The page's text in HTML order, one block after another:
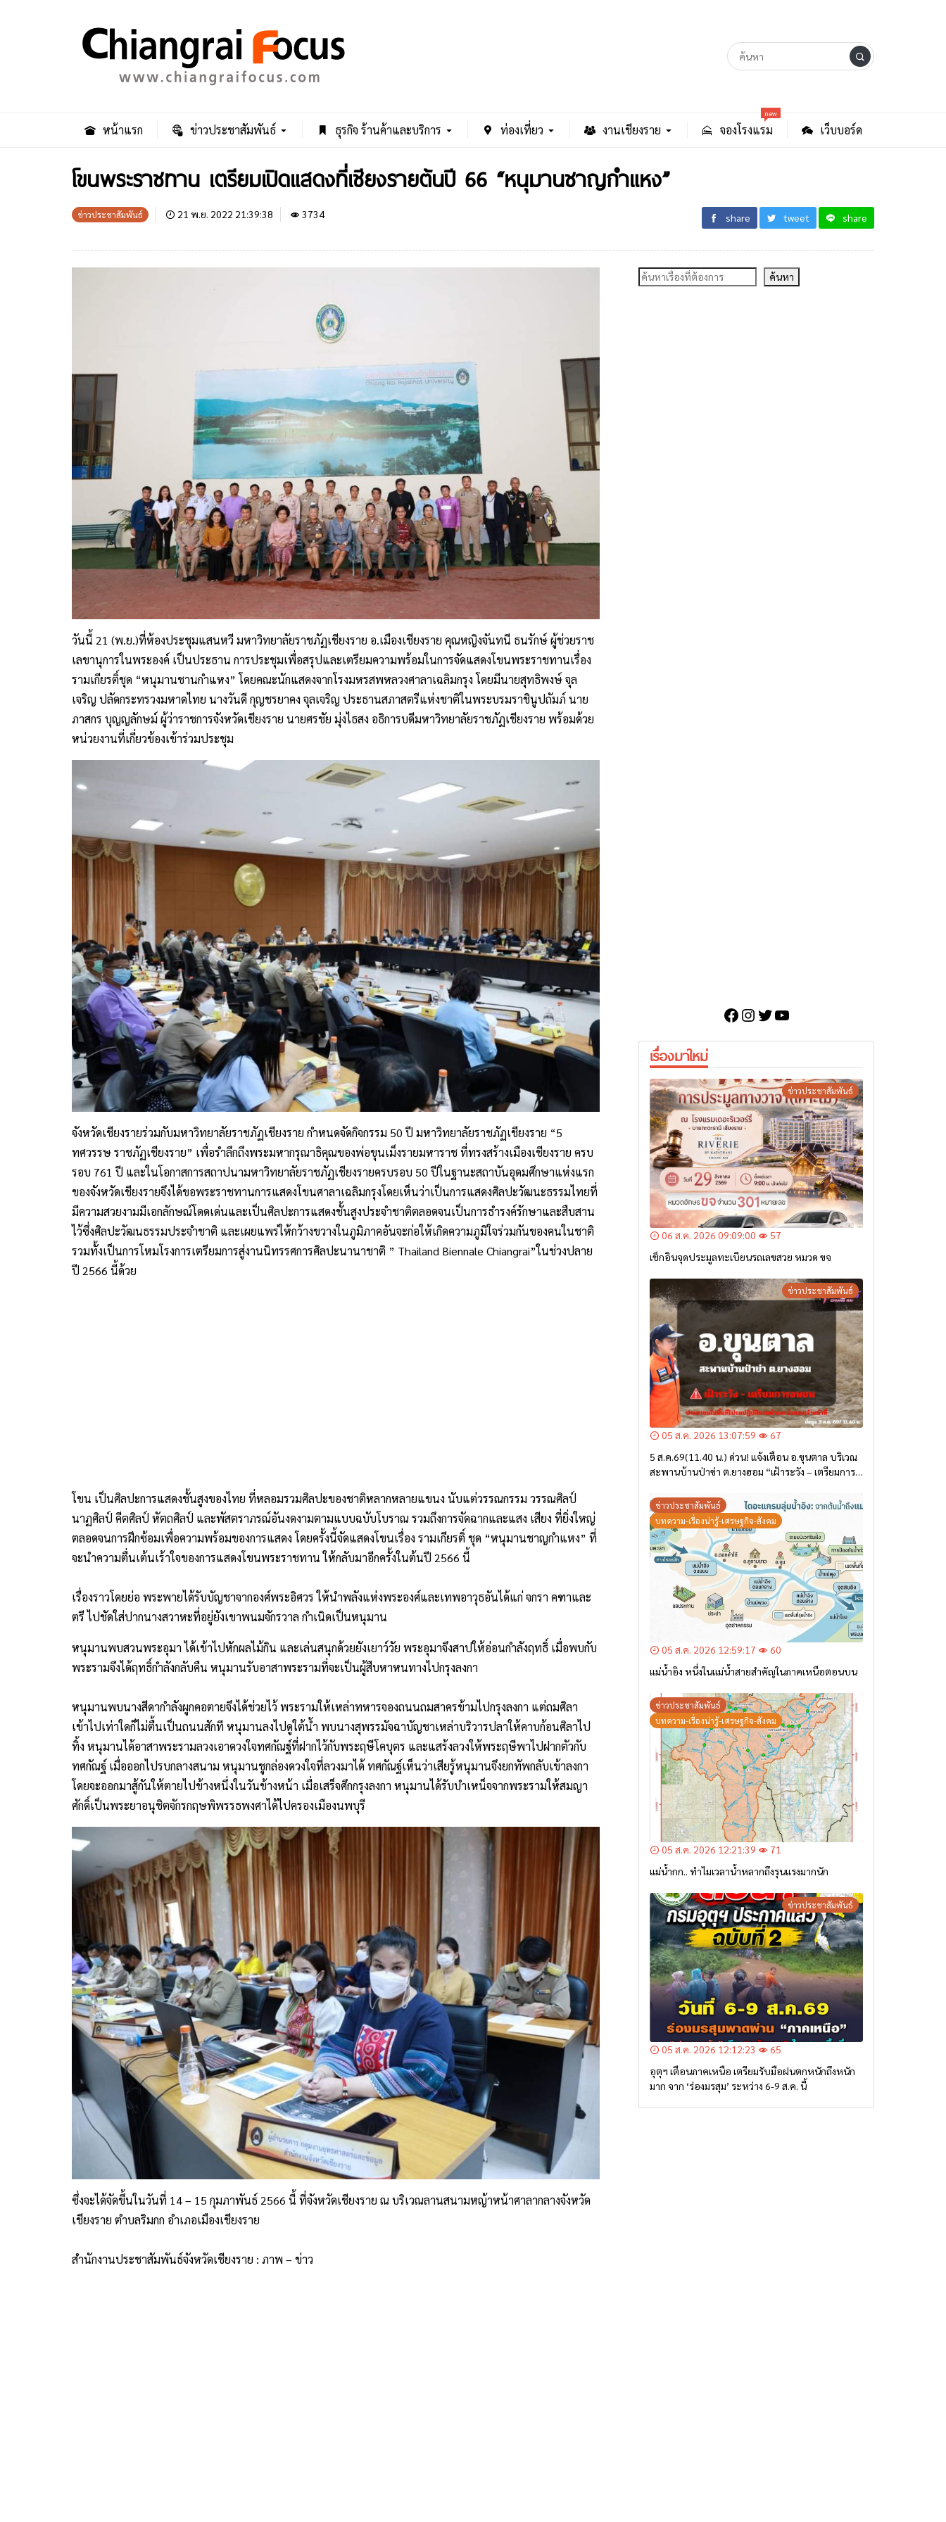
หน้าแรก ข่าวประชาสัมพันธ์ ธุรกิจ ร้านค้าและบริการ ท่องเที่ยว งานเชียงราย จองโรงแรม
new
เว็บบอร์ด
โขนพระราชทาน เตรียมเปิดแสดงที่เชียงรายต้นปี 66 “หนุมานชาญกำแหง”
ข่าวประชาสัมพันธ์ 21 พ.ย. 2022 21:39:38 3734 share tweet share
วันนี้ 21 (พ.ย.)ที่ห้องประชุมแสนหวี มหาวิทยาลัยราชภัฏเชียงราย อ.เมืองเชียงราย คุณหญิงจันทนี ธนรักษ์ ผู้ช่วยราช
เลขานุการในพระองค์ เป็นประธาน การประชุมเพื่อสรุปและเตรียมความพร้อมในการจัดแสดงโขนพระราชทานเรื่อง
รามเกียรติ์ชุด “หนุมานชานกำแหง” โดยคณะนักแสดงจากโรงมหรสพหลวงศาลาเฉลิมกรุง โดยมีนายสุทธิพงษ์ จุล
เจริญ ปลัดกระทรวงมหาดไทย นางวันดี กุญชรยาคง จุลเจริญ ประธานสภาสตรีแห่งชาติในพระบรมราชินูปถัมภ์ นาย
ภาสกร บุญญลักษม์ ผู้ว่าราชการจังหวัดเชียงราย นายศรชัย มุ่งไธสง อธิการบดีมหาวิทยาลัยราชภัฏเชียงราย พร้อมด้วย
หน่วยงานที่เกี่ยวข้องเข้าร่วมประชุม
จังหวัดเชียงรายร่วมกับมหาวิทยาลัยราชภัฏเชียงราย กำหนดจัดกิจกรรม 50 ปี มหาวิทยาลัยราชภัฏเชียงราย “5
ทศวรรษ ราชภัฏเชียงราย” เพื่อรำลึกถึงพระมหากรุณาธิคุณของพ่อขุนเม็งรายมหาราช ที่ทรงสร้างเมืองเชียงราย ครบ
รอบ 761 ปี และในโอกาสการสถาปนามหาวิทยาลัยราชภัฏเชียงรายครบรอบ 50 ปีในฐานะสถาบันอุดมศึกษาแห่งแรก
ของจังหวัดเชียงรายจึงได้ขอพระราชทานการแสดงโขนศาลาเฉลิมกรุงโดยเห็นว่าเป็นการแสดงศิลปะวัฒนะธรรมไทยที่
มีความสวยงามมีเอกลักษณ์โดดเด่นและเป็นศิลปะการแสดงชั้นสูงประจำชาติตลอดจนเป็นการธำรงค์รักษาและสืบสาน
ไว้ซึ่งศิลปะวัฒนธรรมประจำชาติ และเผยแพร่ให้กว้างขวางในภูมิภาคอันจะก่อให้เกิดความภูมิใจร่วมกันของคนในชาติ
รวมทั้งเป็นการโหมโรงการเตรียมการสู่งานนิทรรศการศิลปะนานาชาติ ” Thailand Biennale Chiangrai”ในช่วงปลาย
ปี 2566 นี้ด้วย
โขน เป็นศิลปะการแสดงชั้นสูงของไทย ที่หลอมรวมศิลปะของชาติหลากหลายแขนง นับแต่วรรณกรรม วรรณศิลป์
นาฏศิลป์ คีตศิลป์ หัตถศิลป์ และพัสตราภรณ์อันงดงามตามแบบฉบับโบราณ รวมถึงการจัดฉากและแสง เสียง ที่ยิ่งใหญ่
ตลอดจนการฝึกซ้อมเพื่อความพร้อมของการแสดง โดยครั้งนี้จัดแสดงโขนเรื่อง รามเกียรติ์ ชุด “หนุมานชาญกำแหง” ที่
จะนำความตื่นเต้นเร้าใจของการแสดงโขนพระราชทาน ให้กลับมาอีกครั้งในต้นปี 2566 นี้
เรื่องราวโดยย่อ พระพายได้รับบัญชาจากองศ์พระอิศวร ให้นำพลังแห่งพระองศ์และเทพอาวุธอันได้แก่ จกรา คฑาและ
ตรี ไปชัดใส่ปากนางสวาหะที่อยู่ยังเขาพนมจักรวาล กำเนิดเป็นหนุมาน
หนุมานพบสวนพระอุมา ได้เข้าไปหักผลไม้กิน และเล่นสนุกด้วยยังเยาว์วัย พระอุมาจึงสาปให้อ่อนกำลังฤทธิ์ เมื่อพบกับ
พระรามจึงได้ฤทธิ์กำลังกลับคืน หนุมานรับอาสาพระรามที่จะเป็นผู้สืบหาหนทางไปกรุงลงกา
หนุมานพบนางสีดากำลังผูกคอตายจึงได้ช่วยไว้ พระรามให้เหล่าทหารจองถนนถมสาครข้ามไปกรุงลงกา แต่ถมศิลา
เข้าไปเท่าใดก็ไม่ตื้นเป็นถนนสักที หนุมานลงไปดูใต้น้ำ พบนางสุพรรมัจฉาบัญชาเหล่าบริวารปลาให้คาบก้อนศิลาไป
ทิ้ง หนุมานได้อาสาพระรามลวงเอาดวงใจทศกัณฐ์ที่ฝากไว้กับพระฤษีโคบุตร และแสร้งลวงให้พระฤษีพาไปฝากตัวกับ
ทศกัณฐ์ เมื่อออกไปรบกลางสนาม หนุมานชูกล่องดวงใจที่ลวงมาได้ ทศกัณฐ์เห็นว่าเสียรู้หนุมานจึงยกทัพกลับเข้าลงกา
โดยจะออกมาสู้กันให้ตายไปข้างหนึ่งในวันข้างหน้า เมื่อเสร็จศึกกรุงลงกา หนุมานได้รับบำเหน็จจากพระรามให้สมญา
ศักดิ์เป็นพระยาอนุชิตจักรกฤษพิพรรธพงศาได้ไปครองเมืองนพบุรี
ซึ่งจะได้จัดขึ้นในวันที่ 14 – 15 กุมภาพันธ์ 2566 นี้ ที่จังหวัดเชียงราย ณ บริเวณลานสนามหญ้าหน้าศาลากลางจังหวัด
เชียงราย ตำบลริมกก อำเภอเมืองเชียงราย
สำนักงานประชาสัมพันธ์จังหวัดเชียงราย : ภาพ – ข่าว
ค้นหา ค้นหา
Facebook
Instagram
Twitter
YouTube
เรื่องมาใหม่
ข่าวประชาสัมพันธ์
06 ส.ค. 2026 09:09:00
57
เช็กอินจุดประมูลทะเบียนรถเลขสวย หมวด ขจ
ข่าวประชาสัมพันธ์
05 ส.ค. 2026 13:07:59
67
5 ส.ค.69(11.40 น.) ด่วน! แจ้งเตือน อ.ขุนตาล บริเวณ
สะพานบ้านป่าข่า ต.ยางฮอม “เฝ้าระวัง – เตรียมการ
ข่าวประชาสัมพันธ์
บทความ-เรื่องน่ารู้-เศรษฐกิจ-สังคม
05 ส.ค. 2026 12:59:17
60
แม่น้ำอิง หนึ่งในแม่น้ำสายสำคัญในภาคเหนือตอนบน
ข่าวประชาสัมพันธ์
บทความ-เรื่องน่ารู้-เศรษฐกิจ-สังคม
05 ส.ค. 2026 12:21:39
71
แม่น้ำกก.. ทำไมเวลาน้ำหลากถึงรุนแรงมากนัก
ข่าวประชาสัมพันธ์
05 ส.ค. 2026 12:12:23
65
อุตุฯ เตือนภาคเหนือ เตรียมรับมือฝนตกหนักถึงหนัก
มาก จาก ‘ร่องมรสุม’ ระหว่าง 6-9 ส.ค. นี้